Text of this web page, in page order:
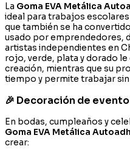
La Goma EVA Metálica
ideal para trabajos
que también se ha
usado por emprendedores,
artistas independientes en
rojo, verde, plata y dorado
creación, mientras que su
tiempo y permite trabajar
🎉 Decoración de
En bodas, cumpleaños y
Goma EVA Metálica
crear: